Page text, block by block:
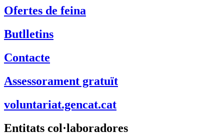
Ofertes de feina
Butlletins
Contacte
Assessorament gratuït
voluntariat.gencat.cat
Entitats col·laboradores